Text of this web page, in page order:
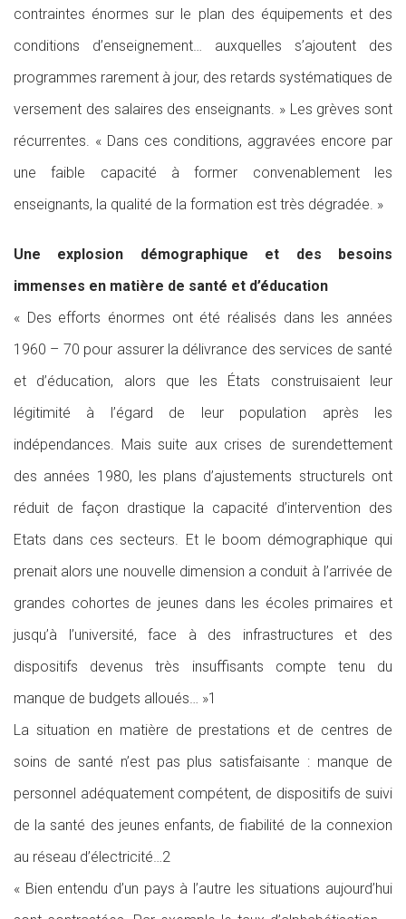
contraintes énormes sur le plan des équipements et des
conditions d’enseignement… auxquelles s’ajoutent des
programmes rarement à jour, des retards systématiques de
versement des salaires des enseignants. » Les grèves sont
récurrentes. « Dans ces conditions, aggravées encore par
une faible capacité à former convenablement les
enseignants, la qualité de la formation est très dégradée. »
Une explosion démographique et des besoins
immenses en matière de santé et d’éducation
« Des efforts énormes ont été réalisés dans les années
1960 – 70 pour assurer la délivrance des services de santé
et d’éducation, alors que les États construisaient leur
légitimité à l’égard de leur population après les
indépendances. Mais suite aux crises de surendettement
des années 1980, les plans d’ajustements structurels ont
réduit de façon drastique la capacité d’intervention des
Etats dans ces secteurs. Et le boom démographique qui
prenait alors une nouvelle dimension a conduit à l’arrivée de
grandes cohortes de jeunes dans les écoles primaires et
jusqu’à l’université, face à des infrastructures et des
dispositifs devenus très insuffisants compte tenu du
manque de budgets alloués… »1
La situation en matière de prestations et de centres de
soins de santé n’est pas plus satisfaisante : manque de
personnel adéquatement compétent, de dispositifs de suivi
de la santé des jeunes enfants, de fiabilité de la connexion
au réseau d’électricité…2
« Bien entendu d’un pays à l’autre les situations aujourd’hui